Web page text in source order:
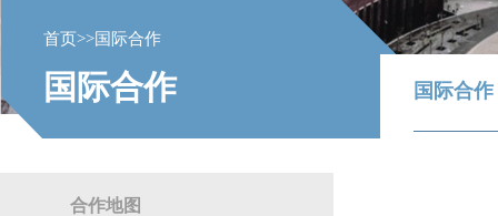
首页>>国际合作
国际合作
合作地图
国际合作